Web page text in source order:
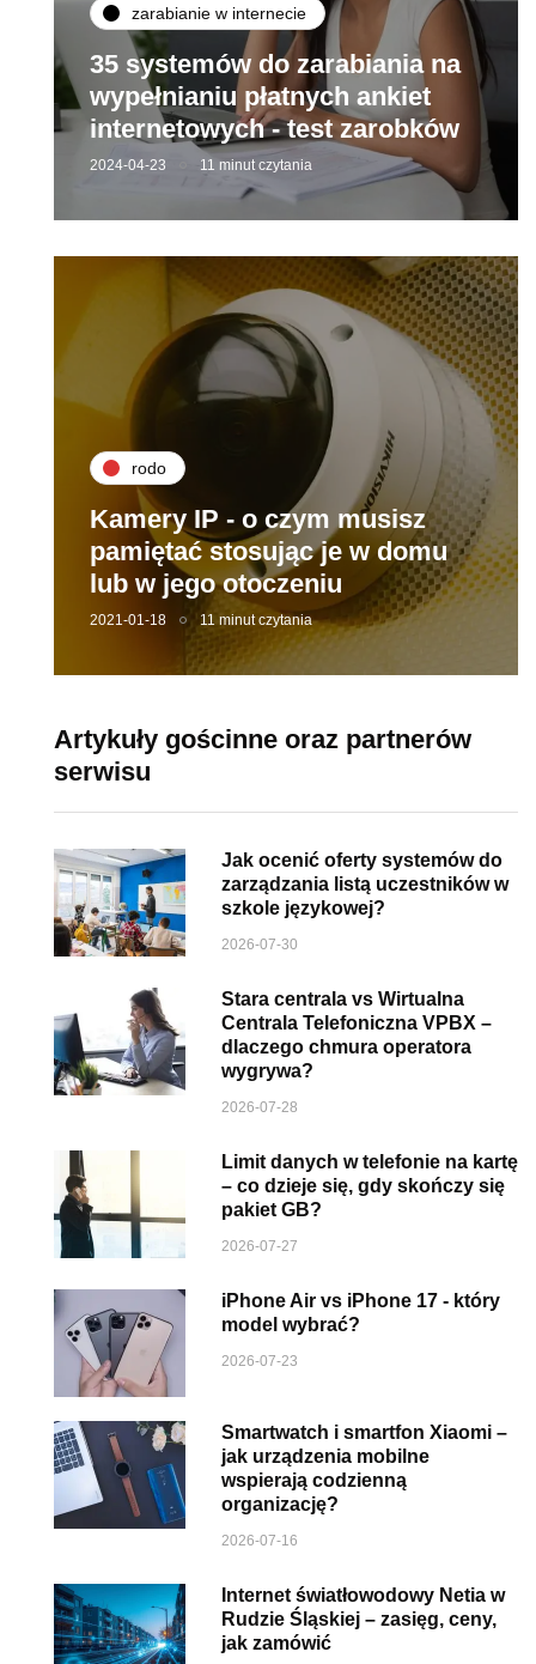
zarabianie w internecie
35 systemów do zarabiania na
wypełnianiu płatnych ankiet
internetowych - test zarobków
2024-04-23 11 minut czytania
rodo
Kamery IP - o czym musisz
pamiętać stosując je w domu
lub w jego otoczeniu
2021-01-18 11 minut czytania
Artykuły gościnne oraz partnerów
serwisu
Jak ocenić oferty systemów do
zarządzania listą uczestników w
szkole językowej?
2026-07-30
Stara centrala vs Wirtualna
Centrala Telefoniczna VPBX –
dlaczego chmura operatora
wygrywa?
2026-07-28
Limit danych w telefonie na kartę
– co dzieje się, gdy skończy się
pakiet GB?
2026-07-27
iPhone Air vs iPhone 17 - który
model wybrać?
2026-07-23
Smartwatch i smartfon Xiaomi –
jak urządzenia mobilne
wspierają codzienną
organizację?
2026-07-16
Internet światłowodowy Netia w
Rudzie Śląskiej – zasięg, ceny,
jak zamówić